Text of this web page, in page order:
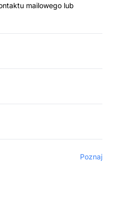
mailowego lub
Poznaj